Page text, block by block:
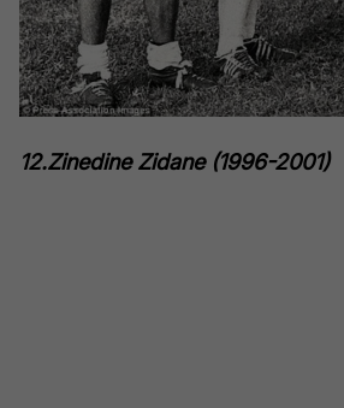
12.Zinedine Zidane (1996-2001)